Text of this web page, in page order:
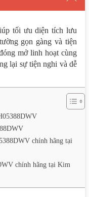
tối ưu diện tích lưu
gọn gàng và tiện
mở linh hoạt cùng
lại sự tiện nghi và dễ
chính hãng tại
chính hãng tại Kim